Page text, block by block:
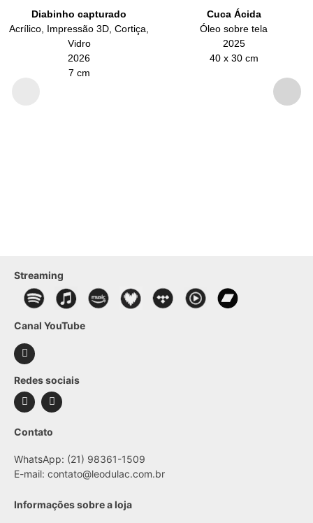
Diabinho capturado
Acrílico, Impressão 3D, Cortiça,
Vidro
2026
7 cm
Cuca Ácida
Óleo sobre tela
2025
40 x 30 cm
Streaming
Canal YouTube
Redes sociais
Contato
WhatsApp: (21) 98361-1509
E-mail: contato@leodulac.com.br
Informações sobre a loja